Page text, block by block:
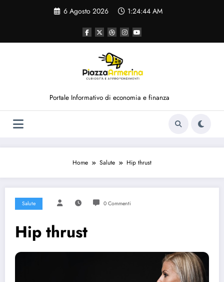
6 Agosto 2026 1:24:45 AM
Portale Informativo di economia e finanza
Home Salute Hip thrust
Salute 0 Commenti
Hip thrust